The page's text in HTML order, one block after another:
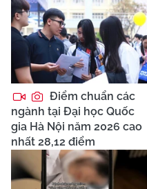
Điểm chuẩn các
ngành tại Đại học Quốc
gia Hà Nội năm 2026 cao
nhất 28,12 điểm